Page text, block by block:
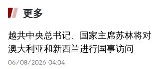
更多
越共中央总书记、国家主席苏林将对
澳大利亚和新西兰进行国事访问
06/08/2026 04:04